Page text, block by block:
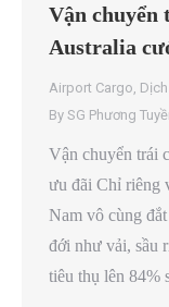
Vận chuyển
Australia
Airport Cargo
By SG Phương
Vận chuyển trái
ưu đãi Chỉ riêng
Nam vô cùng
đới như vải, sầu
tiêu thụ lên